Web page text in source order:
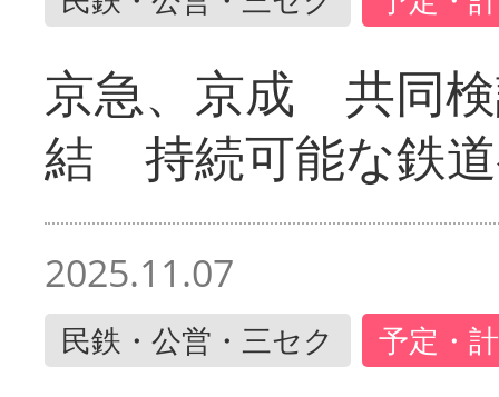
京急、京成 共同
結 持続可能な鉄
2025.11.07
民鉄・公営・三セク 予定・